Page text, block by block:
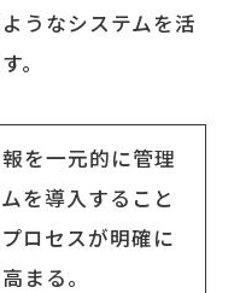
うなシステムを活
。
を一元的に管理
を導入すること
ロセスが明確に
まる。